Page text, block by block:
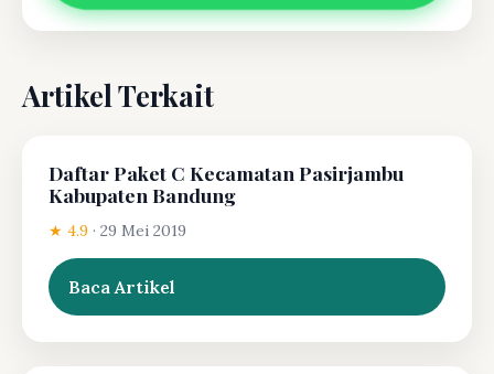
Artikel Terkait
Daftar Paket C Kecamatan Pasirjambu
Kabupaten Bandung
★ 4.9 · 29 Mei 2019
Baca Artikel